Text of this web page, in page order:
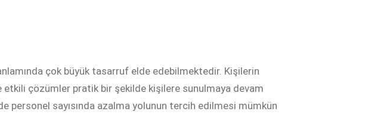
çok büyük tasarruf elde edebilmektedir. Kişilerin
etkili çözümler pratik bir şekilde kişilere sunulmaya devam
personel sayısında azalma yolunun tercih edilmesi mümkün